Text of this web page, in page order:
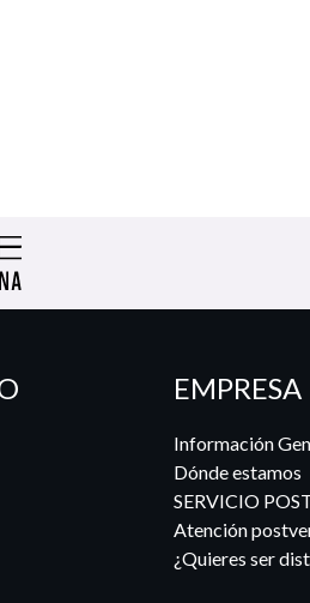
EMPRESA
Información
Dónde estamos
SERVICIO
Atención
¿Quieres ser